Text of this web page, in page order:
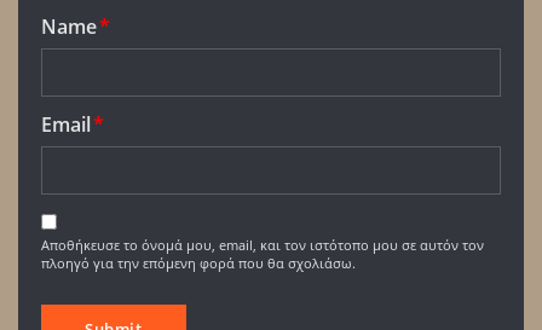
Name*
Email*
Αποθήκευσε το όνομά μου, email, και τον ιστότοπο μου σε αυτόν τον
πλοηγό για την επόμενη φορά που θα σχολιάσω.